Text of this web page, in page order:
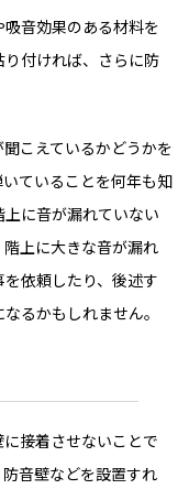
音効果のある材料を
付ければ、さらに防
こえているかどうかを
ていることを何年も知
に音が漏れていない
上に大きな音が漏れ
依頼したり、後述す
るかもしれません。
接着させないことで
音壁などを設置すれ